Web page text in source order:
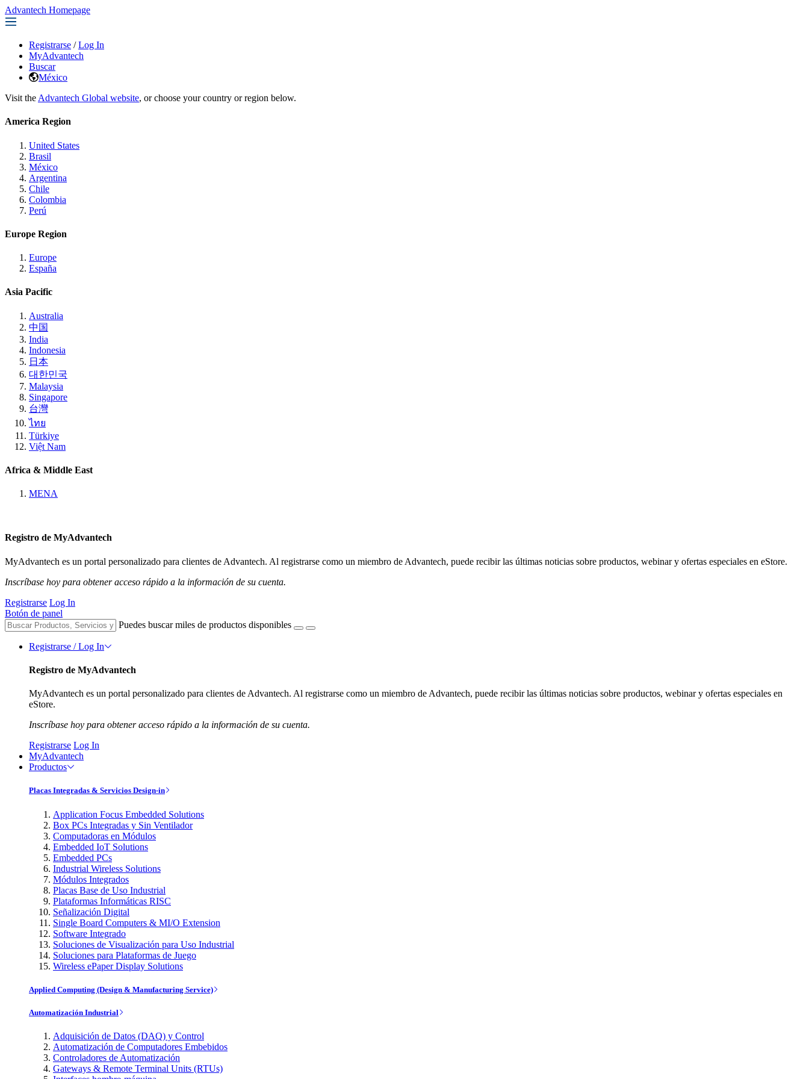
Advantech Homepage
Registrarse / Log In
MyAdvantech
Buscar
México
Visit the Advantech Global website, or choose your country or region below.
America Region
United States
Brasil
México
Argentina
Chile
Colombia
Perú
Europe Region
Europe
España
Asia Pacific
Australia
中国
India
Indonesia
日本
대한민국
Malaysia
Singapore
台灣
ไทย
Türkiye
Việt Nam
Africa & Middle East
MENA
Registro de MyAdvantech
MyAdvantech es un portal personalizado para clientes de Advantech. Al registrarse como un miembro de Advantech, puede recibir las últimas noticias sobre productos, webinar y ofertas especiales en eStore.
Inscríbase hoy para obtener acceso rápido a la información de su cuenta.
Registrarse Log In
Botón de panel
Puedes buscar miles de productos disponibles
Registrarse / Log In
Registro de MyAdvantech
MyAdvantech es un portal personalizado para clientes de Advantech. Al registrarse como un miembro de Advantech, puede recibir las últimas noticias sobre productos, webinar y ofertas especiales en
eStore.
Inscríbase hoy para obtener acceso rápido a la información de su cuenta.
Registrarse Log In
MyAdvantech
Productos
Placas Integradas & Servicios Design-in
Application Focus Embedded Solutions
Box PCs Integradas y Sin Ventilador
Computadoras en Módulos
Embedded IoT Solutions
Embedded PCs
Industrial Wireless Solutions
Módulos Integrados
Placas Base de Uso Industrial
Plataformas Informáticas RISC
Señalización Digital
Single Board Computers & MI/O Extension
Software Integrado
Soluciones de Visualización para Uso Industrial
Soluciones para Plataformas de Juego
Wireless ePaper Display Solutions
Applied Computing (Design & Manufacturing Service)
Automatización Industrial
Adquisición de Datos (DAQ) y Control
Automatización de Computadores Embebidos
Controladores de Automatización
Gateways & Remote Terminal Units (RTUs)